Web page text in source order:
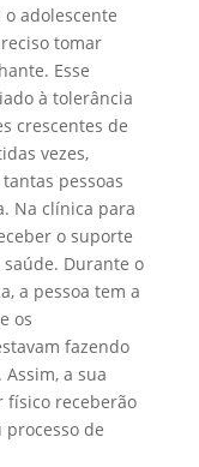
adolescente
tomar
Esse
à tolerância
crescentes de
vezes,
pessoas
Na clínica para
o suporte
Durante o
a pessoa tem a
os
fazendo
a sua
físico receberão
de